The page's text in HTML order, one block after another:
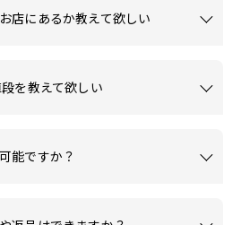
店にあるか教えて欲しい
を教えて欲しい
能ですか？